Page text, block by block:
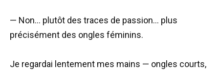
— Non… plutôt des traces de passion… plus
précisément des ongles féminins.
Je regardai lentement mes mains — ongles courts,